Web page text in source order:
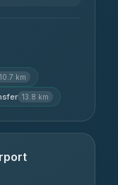
10.7 km
13.8 km